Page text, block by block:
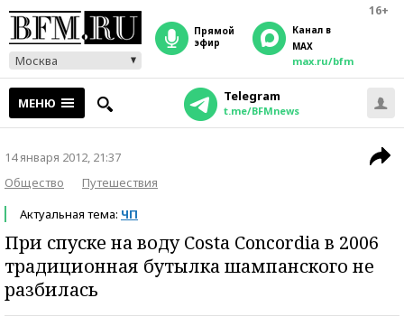
16+
Москва
прямой
эфир
Канал в
MAX
max.ru/bfm
МЕНЮ Telegram
t.me/BFMnews
14 января 2012, 21:37
Общество
Путешествия
Актуальная тема: ЧП
При спуске на воду Costa Concordia в 2006
традиционная бутылка шампанского не
разбилась